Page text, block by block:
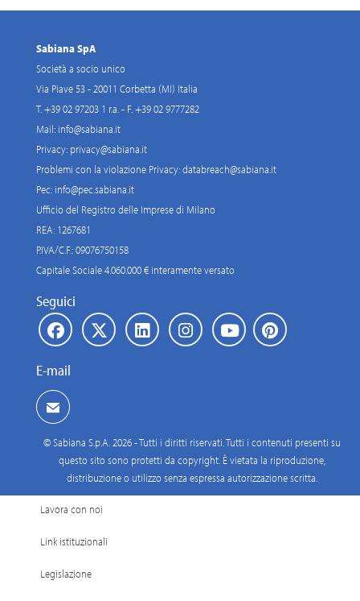
Sabiana SpA
Società a socio unico
Via Piave 53 - 20011 Corbetta (MI) Italia
T. +39 02 97203 1 r.a. - F. +39 02 9777282
Mail: info@sabiana.it
Privacy: privacy@sabiana.it
Problemi con la violazione Privacy:databreach@sabiana.it
Pec: info@pec.sabiana.it
Ufficio del Registro delle Imprese di Milano
REA: 1267681
P.IVA/C.F.: 09076750158
Capitale Sociale 4.060.000 € interamente versato
Seguici
E-mail
© Sabiana S.p.A. 2026 - Tutti i diritti riservati. Tutti i contenuti presenti su
questo sito sono protetti da copyright. È vietata la riproduzione,
distribuzione o utilizzo senza espressa autorizzazione scritta.
Lavora con noi
Link istituzionali
Legislazione